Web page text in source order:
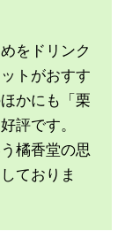
をドリンク
トがおすす
かにも「栗
評です。
橘香堂の思
ておりま